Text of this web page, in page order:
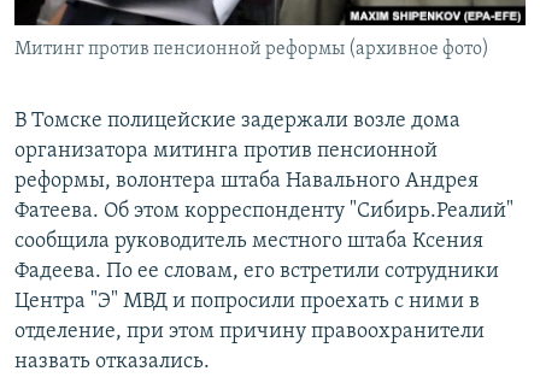
Все сайты РСЕ/РС
Митинг против пенсионной реформы (архивное фото)
В Томске полицейские задержали возле дома
организатора митинга против пенсионной
реформы, волонтера штаба Навального Андрея
Фатеева. Об этом корреспонденту "Сибирь.Реалий"
сообщила руководитель местного штаба Ксения
Фадеева. По ее словам, его встретили сотрудники
Центра "Э" МВД и попросили проехать с ними в
отделение, при этом причину правоохранители
назвать отказались.